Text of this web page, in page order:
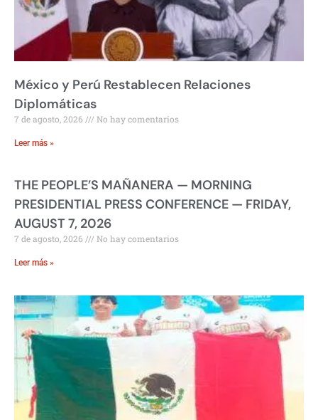
México y Perú Restablecen Relaciones
Diplomáticas
7 de agosto, 2026 No hay comentarios
Leer más »
THE PEOPLE’S MAÑANERA — MORNING
PRESIDENTIAL PRESS CONFERENCE — FRIDAY,
AUGUST 7, 2026
7 de agosto, 2026 No hay comentarios
Leer más »